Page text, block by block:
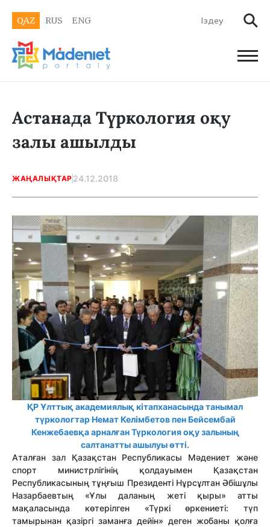
QAZ RUS ENG
Астанада Түркология оқу
залы ашылды
ЖАҢАЛЫҚТАР 24.12.2018
ҚР Ұлттық академиялық кітапханасында танымал
түркологтар Немат Келімбетов пен Бейсембай
Кенжебаевқа арналған Түркология оқу залының
салтанатты ашылуы өтті.
Аталған зал Қазақстан Республикасы Мәдениет және
спорт министрлігінің қолдауымен Қазақстан
Республикасының тұңғыш Президенті Нұрсұлтан Әбішұлы
Назарбаевтың «Ұлы даланың жеті қыры» атты
мақаласында көтерілген «Түркі өркениеті: түп
тамырынан қазіргі заманға дейін» деген жобаны қолға